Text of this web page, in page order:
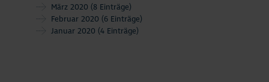
März 2020 (8 Einträge)
Februar 2020 (6 Einträge)
Januar 2020 (4 Einträge)